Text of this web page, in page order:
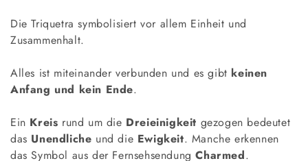
Die Triquetra symbolisiert vor allem Einheit und
Zusammenhalt.
Alles ist miteinander verbunden und es gibt keinen
Anfang und kein Ende.
Ein Kreis rund um die Dreieinigkeit gezogen bedeutet
das Unendliche und die Ewigkeit. Manche erkennen
das Symbol aus der FernsehsendungCharmed.